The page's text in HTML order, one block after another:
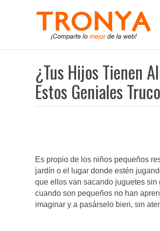
¿Tus Hijos Tienen
Estos Geniales
Es propio de los niños pequeños
jardín o el lugar donde estén
que ellos van sacando juguetes
cuando son pequeños no han
imaginar y a pasárselo bien, sin